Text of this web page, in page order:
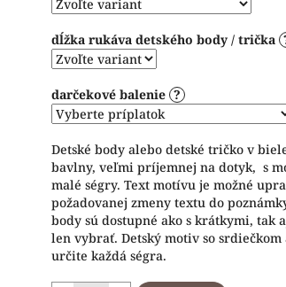
dĺžka rukáva detského body / trička
darčekové balenie ?
Detské body alebo detské tričko v
bavlny, veľmi príjemnej na dotyk, s
malé ségry. Text motívu je možné
požadovanej zmeny textu do
body sú dostupné ako s krátkymi, tak
len vybrať. Detský motiv so
určite každá ségra.